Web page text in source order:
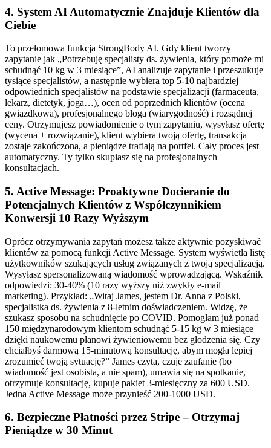
4. System AI Automatycznie Znajduje Klientów dla
Ciebie
To przełomowa funkcja StrongBody AI. Gdy klient tworzy
zapytanie jak „Potrzebuję specjalisty ds. żywienia, który pomoże mi
schudnąć 10 kg w 3 miesiące”, AI analizuje zapytanie i przeszukuje
tysiące specjalistów, a następnie wybiera top 5-10 najbardziej
odpowiednich specjalistów na podstawie specjalizacji (farmaceuta,
lekarz, dietetyk, joga…), ocen od poprzednich klientów (ocena
gwiazdkowa), profesjonalnego bloga (wiarygodność) i rozsądnej
ceny. Otrzymujesz powiadomienie o tym zapytaniu, wysyłasz ofertę
(wycena + rozwiązanie), klient wybiera twoją ofertę, transakcja
zostaje zakończona, a pieniądze trafiają na portfel. Cały proces jest
automatyczny. Ty tylko skupiasz się na profesjonalnych
konsultacjach.
5. Active Message: Proaktywne Docieranie do
Potencjalnych Klientów z Współczynnikiem
Konwersji 10 Razy Wyższym
Oprócz otrzymywania zapytań możesz także aktywnie pozyskiwać
klientów za pomocą funkcji Active Message. System wyświetla listę
użytkowników szukających usług związanych z twoją specjalizacją.
Wysyłasz spersonalizowaną wiadomość wprowadzającą. Wskaźnik
odpowiedzi: 30-40% (10 razy wyższy niż zwykły e-mail
marketing). Przykład: „Witaj James, jestem Dr. Anna z Polski,
specjalistka ds. żywienia z 8-letnim doświadczeniem. Widzę, że
szukasz sposobu na schudnięcie po COVID. Pomogłam już ponad
150 międzynarodowym klientom schudnąć 5-15 kg w 3 miesiące
dzięki naukowemu planowi żywieniowemu bez głodzenia się. Czy
chciałbyś darmową 15-minutową konsultację, abym mogła lepiej
zrozumieć twoją sytuację?” James czyta, czuje zaufanie (bo
wiadomość jest osobista, a nie spam), umawia się na spotkanie,
otrzymuje konsultację, kupuje pakiet 3-miesięczny za 600 USD.
Jedna Active Message może przynieść 200-1000 USD.
6. Bezpieczne Płatności przez Stripe – Otrzymaj
Pieniądze w 30 Minut